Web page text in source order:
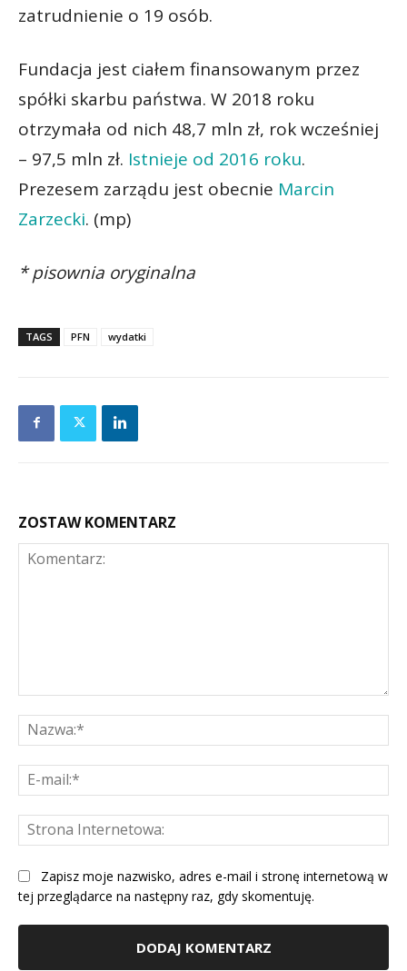
zatrudnienie o 19 osób.
Fundacja jest ciałem finansowanym przez
spółki skarbu państwa. W 2018 roku
otrzymała od nich 48,7 mln zł, rok wcześniej
– 97,5 mln zł. Istnieje od 2016 roku.
Prezesem zarządu jest obecnie Marcin
Zarzecki. (mp)
* pisownia oryginalna
TAGS PFN wydatki
ZOSTAW KOMENTARZ
Zapisz moje nazwisko, adres e-mail i stronę internetową w
tej przeglądarce na następny raz, gdy skomentuję.